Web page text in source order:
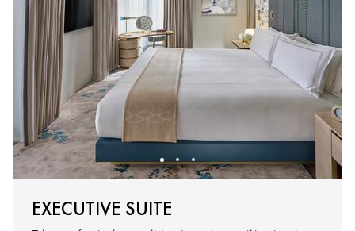
EXECUTIVE SUITE